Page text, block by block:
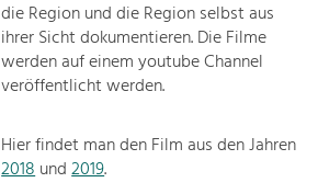
die Region und die Region selbst aus
ihrer Sicht dokumentieren. Die Filme
werden auf einem youtube Channel
veröffentlicht werden.
Hier findet man den Film aus den Jahren
2018und2019.